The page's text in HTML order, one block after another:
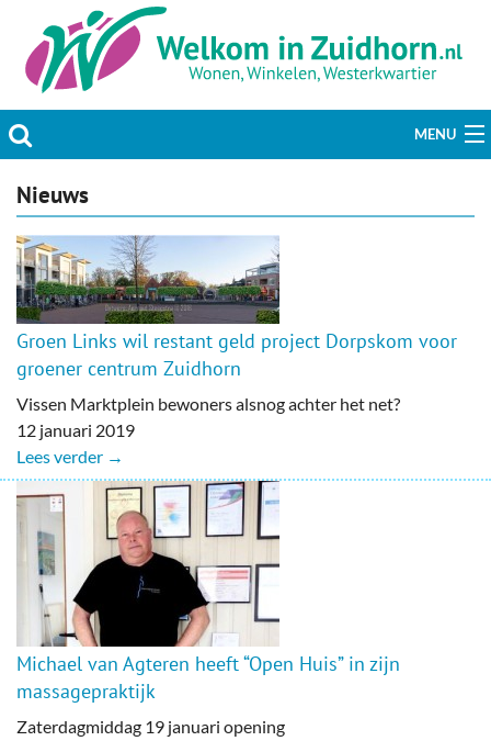
MENU
Actueel
Hobby & Vrije tijd
Welzijn & Maatschappij
Bedrijven
Prikbord & Aanbiedingen
Plaats bericht
Nieuws
Groen Links wil restant geld project Dorpskom voor
groener centrum Zuidhorn
Vissen Marktplein bewoners alsnog achter het net?
12 januari 2019
Lees verder →
Michael van Agteren heeft “Open Huis” in zijn
massagepraktijk
Zaterdagmiddag 19 januari opening